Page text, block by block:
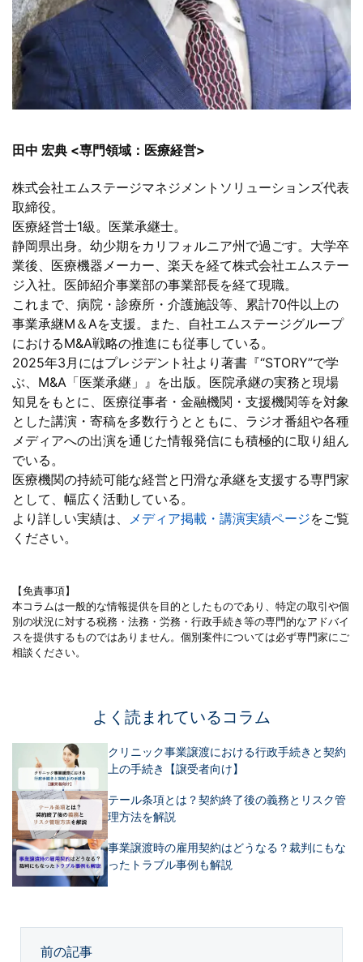
田中 宏典 <専門領域：医療経営>
株式会社エムステージマネジメントソリューションズ代表
取締役。
医療経営士1級。医業承継士。
静岡県出身。幼少期をカリフォルニア州で過ごす。大学卒
業後、医療機器メーカー、楽天を経て株式会社エムステー
ジ入社。医師紹介事業部の事業部長を経て現職。
これまで、病院・診療所・介護施設等、累計70件以上の
事業承継M＆Aを支援。また、自社エムステージグループ
におけるM&A戦略の推進にも従事している。
2025年3月にはプレジデント社より著書『“STORY”で学
ぶ、M&A「医業承継」』を出版。医院承継の実務と現場
知見をもとに、医療従事者・金融機関・支援機関等を対象
とした講演・寄稿を多数行うとともに、ラジオ番組や各種
メディアへの出演を通じた情報発信にも積極的に取り組ん
でいる。
医療機関の持続可能な経営と円滑な承継を支援する専門家
として、幅広く活動している。
より詳しい実績は、
メディア掲載・講演実績ページをご覧
ください。
【免責事項】
本コラムは一般的な情報提供を目的としたものであり、特定の取引や個
別の状況に対する税務・法務・労務・行政手続き等の専門的なアドバイ
スを提供するものではありません。個別案件については必ず専門家にご
相談ください。
よく読まれているコラム
クリニック事業譲渡における行政手続きと契約
上の手続き【譲受者向け】
テール条項とは？契約終了後の義務とリスク管
理方法を解説
事業譲渡時の雇用契約はどうなる？裁判にもな
ったトラブル事例も解説
前の記事